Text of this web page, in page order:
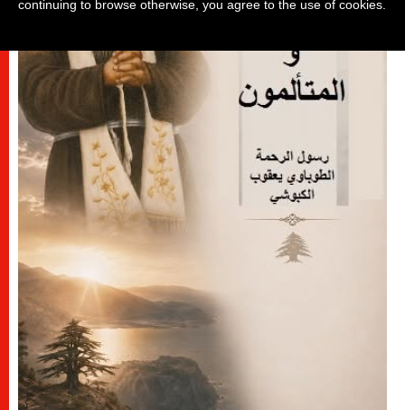
continuing to browse otherwise, you agree to the use of cookies.